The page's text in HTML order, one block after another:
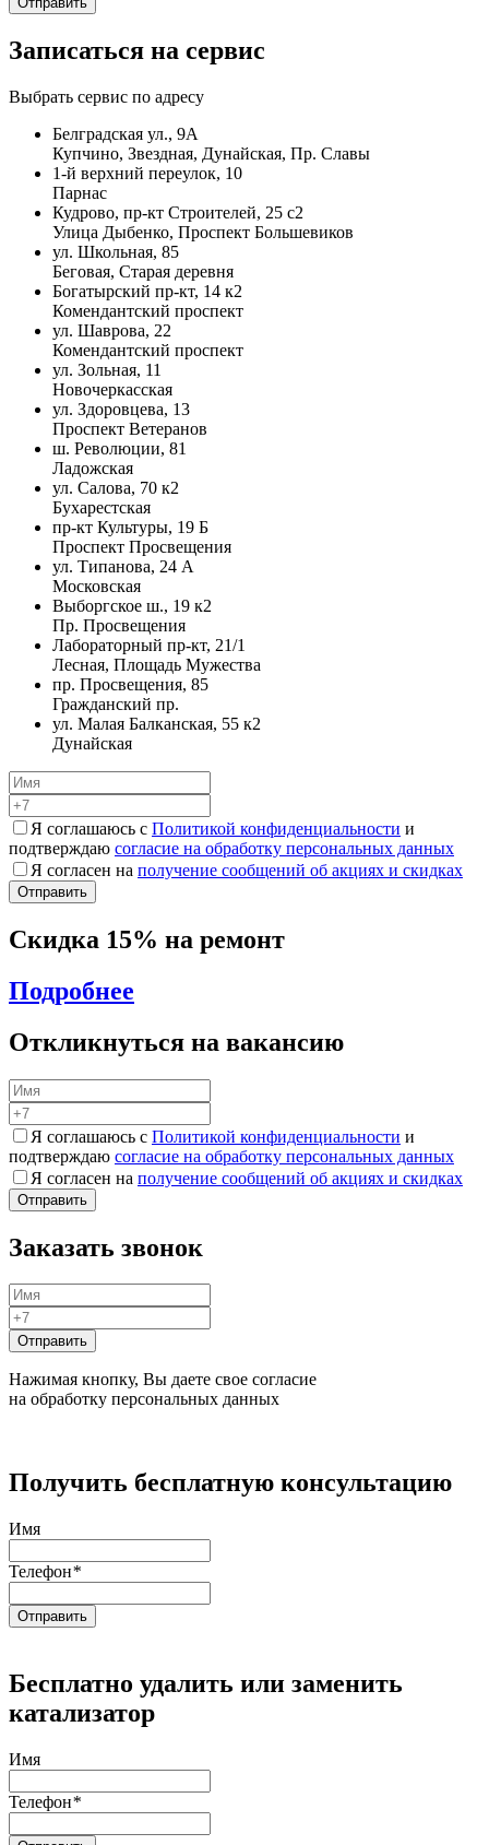
Записаться на сервис
Выбрать сервис по адресу
Белградская ул., 9А
Купчино, Звездная, Дунайская, Пр. Славы
1-й верхний переулок, 10
Парнас
Кудрово, пр-кт Строителей, 25 с2
Улица Дыбенко, Проспект Большевиков
ул. Школьная, 85
Беговая, Старая деревня
Богатырский пр-кт, 14 к2
Комендантский проспект
ул. Шаврова, 22
Комендантский проспект
ул. Зольная, 11
Новочеркасская
ул. Здоровцева, 13
Проспект Ветеранов
ш. Революции, 81
Ладожская
ул. Салова, 70 к2
Бухарестская
пр-кт Культуры, 19 Б
Проспект Просвещения
ул. Типанова, 24 А
Московская
Выборгское ш., 19 к2
Пр. Просвещения
Лабораторный пр-кт, 21/1
Лесная, Площадь Мужества
пр. Просвещения, 85
Гражданский пр.
ул. Малая Балканская, 55 к2
Дунайская
Я соглашаюсь с Политикой конфиденциальности и
подтверждаю согласие на обработку персональных данных
Я согласен на получение сообщений об акциях и скидках
Скидка 15% на ремонт
Подробнее
Откликнуться на вакансию
Я соглашаюсь с Политикой конфиденциальности и
подтверждаю согласие на обработку персональных данных
Я согласен на получение сообщений об акциях и скидках
Заказать звонок
Нажимая кнопку, Вы даете свое согласие
на обработку персональных данных
Получить бесплатную консультацию
Имя
Телефон*
Бесплатно удалить или заменить
катализатор
Имя
Телефон*